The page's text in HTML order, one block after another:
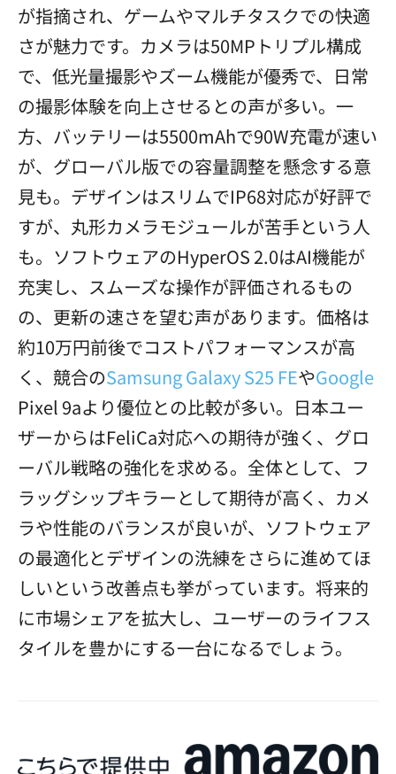
が指摘され、ゲームやマルチタスクでの快適
さが魅力です。カメラは50MPトリプル構成
で、低光量撮影やズーム機能が優秀で、日常
の撮影体験を向上させるとの声が多い。一
方、バッテリーは5500mAhで90W充電が速い
が、グローバル版での容量調整を懸念する意
見も。デザインはスリムでIP68対応が好評で
すが、丸形カメラモジュールが苦手という人
も。ソフトウェアのHyperOS 2.0はAI機能が
充実し、スムーズな操作が評価されるもの
の、更新の速さを望む声があります。価格は
約10万円前後でコストパフォーマンスが高
く、競合のSamsung Galaxy S25 FEやGoogle
Pixel 9aより優位との比較が多い。日本ユー
ザーからはFeliCa対応への期待が強く、グロ
ーバル戦略の強化を求める。全体として、フ
ラッグシップキラーとして期待が高く、カメ
ラや性能のバランスが良いが、ソフトウェア
の最適化とデザインの洗練をさらに進めてほ
しいという改善点も挙がっています。将来的
に市場シェアを拡大し、ユーザーのライフス
タイルを豊かにする一台になるでしょう。